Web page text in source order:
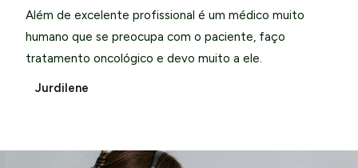
Além de excelente profissional é um médico muito
humano que se preocupa com o paciente, faço
tratamento oncológico e devo muito a ele.
Jurdilene